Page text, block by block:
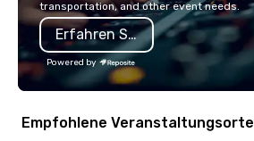
transportation, and other event needs.
Erfahren Sie mehr
Powered by
Empfohlene Veranstaltungsorte